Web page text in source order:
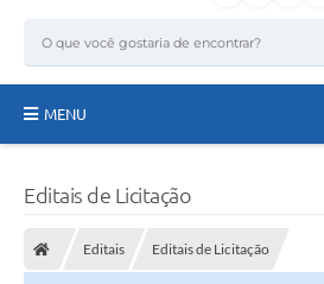
MENU
Secretarias
Editais de Licitação
Editais Editais de Licitação